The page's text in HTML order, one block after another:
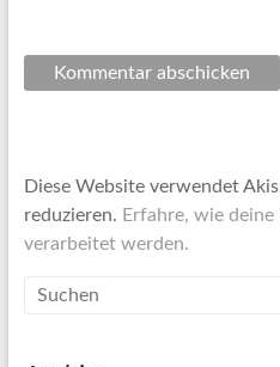
Diese Website verwendet
reduzieren. Erfahre, wie
verarbeitet werden.